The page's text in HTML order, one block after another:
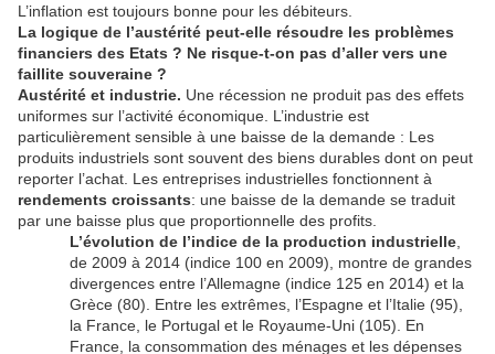
L’inflation est toujours bonne pour les débiteurs.
La logique de l’austérité peut-elle résoudre les problèmes
financiers des Etats ? Ne risque-t-on pas d’aller vers une
faillite souveraine ?
Austérité et industrie. Une récession ne produit pas des effets
uniformes sur l’activité économique. L’industrie est
particulièrement sensible à une baisse de la demande : Les
produits industriels sont souvent des biens durables dont on peut
reporter l’achat. Les entreprises industrielles fonctionnent à
rendements croissants: une baisse de la demande se traduit
par une baisse plus que proportionnelle des profits.
L’évolution de l’indice de la production industrielle
de 2009 à 2014 (indice 100 en 2009), montre de grandes
divergences entre l’Allemagne (indice 125 en 2014) et la
Grèce (80). Entre les extrêmes, l’Espagne et l’Italie (95),
la France, le Portugal et le Royaume-Uni (105). En
France, la consommation des ménages et les dépenses